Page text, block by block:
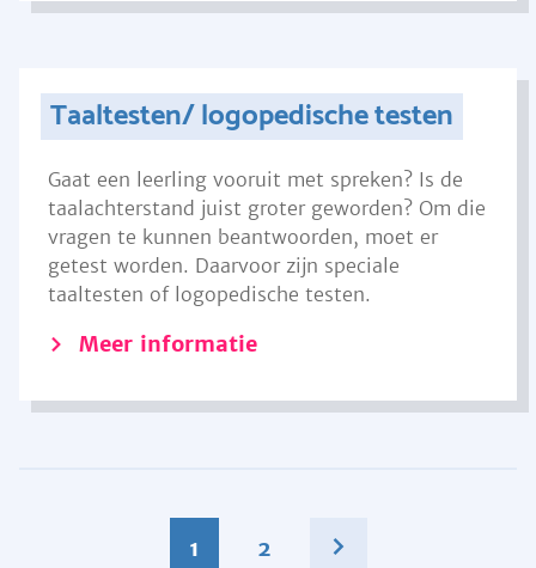
Taaltesten/ logopedische testen
Gaat een leerling vooruit met spreken? Is de
taalachterstand juist groter geworden? Om die
vragen te kunnen beantwoorden, moet er
getest worden. Daarvoor zijn speciale
taaltesten of logopedische testen.
Meer informatie
1 2